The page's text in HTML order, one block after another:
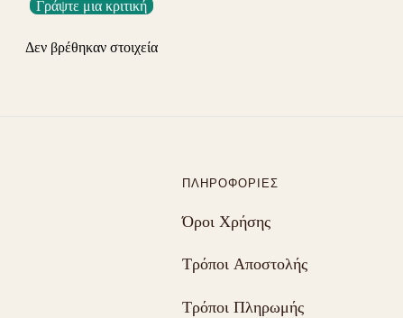
Γράψτε μια κριτική
Δεν βρέθηκαν στοιχεία
ΠΛΗΡΟΦΟΡΊΕΣ
Όροι Χρήσης
Τρόποι Αποστολής
Τρόποι Πληρωμής